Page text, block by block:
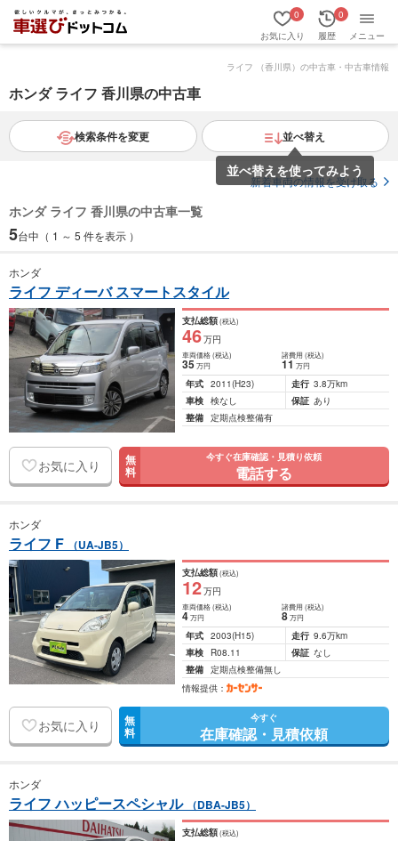
お気に入り
0
履歴
0
メニュー
ライフ （香川県）の中古車・中古車情報
ホンダ ライフ 香川県の中古車
検索条件を変更 並べ替え
並べ替えを使ってみよう
新着車両の情報を受け取る
ホンダ ライフ 香川県の中古車一覧
5台中（ 1 ～ 5 件を表示 ）
ホンダ
ライフ ディーバ スマートスタイル
支払総額(税込)
46万円
車両価格(税込)
35万円
諸費用 (税込)
11 万円
年式 2011(H23) 走行 3.8万km
車検 検なし 保証 あり
整備 定期点検整備有
お気に入り 無
料
今すぐ在庫確認・見積り依頼
電話する
ホンダ
ライフ F （UA-JB5）
支払総額(税込)
12万円
車両価格(税込)
4万円
諸費用 (税込)
8 万円
年式 2003(H15) 走行 9.6万km
車検
R08.11 保証 なし
整備 定期点検整備無し
情報提供：
お気に入り 無
料
今すぐ
在庫確認・見積依頼
ホンダ
ライフ ハッピースペシャル （DBA-JB5）
支払総額(税込)